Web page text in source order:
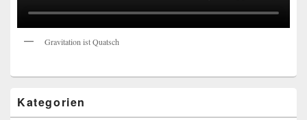
Gravitation ist Quatsch
Kategorien